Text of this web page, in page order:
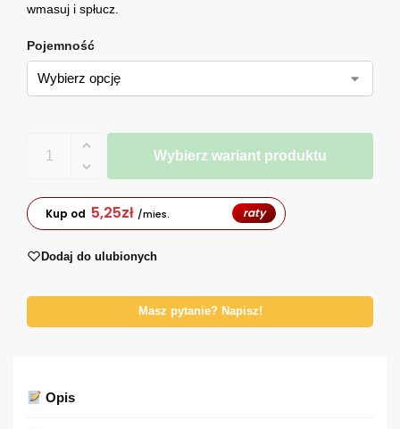
wmasuj i spłucz.
Pojemność
Wybierz wariant produktu
Kup od 5,25zł /mies. raty
Dodaj do ulubionych
Masz pytanie? Napisz!
Opis